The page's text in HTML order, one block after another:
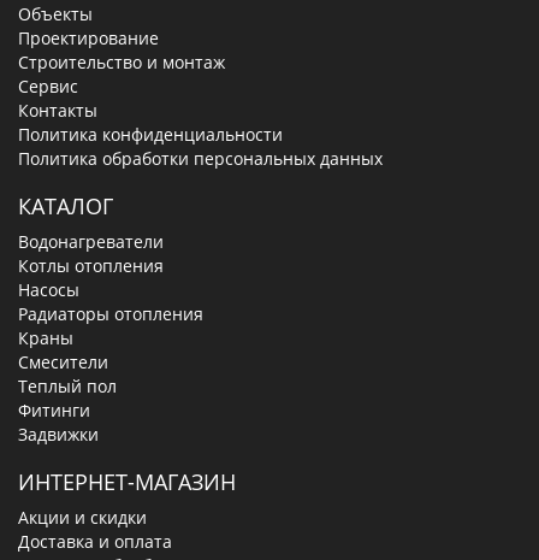
Объекты
Проектирование
Строительство и монтаж
Сервис
Контакты
Политика конфиденциальности
Политика обработки персональных данных
КАТАЛОГ
Водонагреватели
Котлы отопления
Насосы
Радиаторы отопления
Краны
Смесители
Теплый пол
Фитинги
Задвижки
ИНТЕРНЕТ-МАГАЗИН
Акции и скидки
Доставка и оплата